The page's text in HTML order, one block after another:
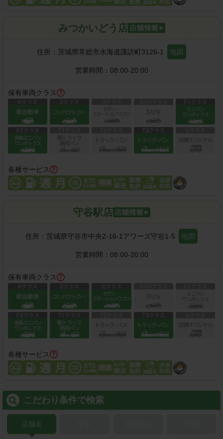
みつかいどう店
住所： 茨城県常総市水海道諏訪町3126-1 地図
営業時間： 08:00-20:00
保有車両クラス
各種サービス
守谷駅店
住所： 茨城県守谷市中央2-16-1アワーズ守谷1-5 地図
営業時間： 08:00-20:00
保有車両クラス
各種サービス
こだわり条件で検索
店舗名